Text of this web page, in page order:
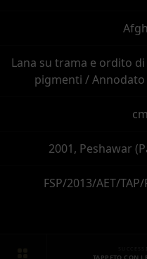
Lana su trama e ordito
pigmenti / Annodato
2001, Peshawar
FSP/2013/AET/
TAPPETO CON